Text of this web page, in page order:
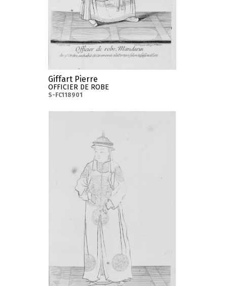
Giffart Pierre
OFFICIER DE ROBE
S-FC118901